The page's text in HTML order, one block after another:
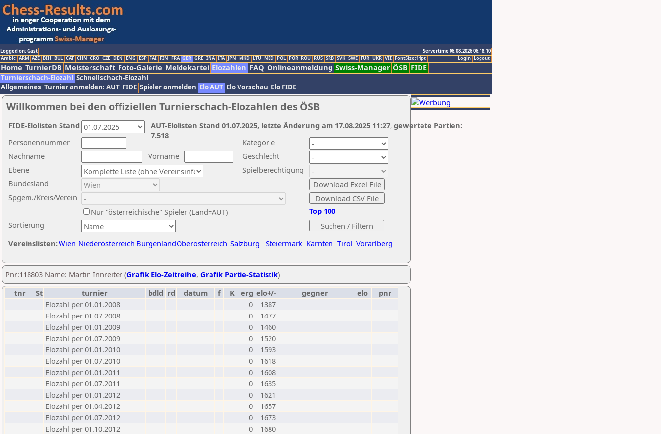
Logged on: Gast
Servertime 06.08.2026 06:18:10
Logout
Login
Arabic ARM AZE BIH BUL CAT CHN CRO CZE DEN ENG ESP FAI FIN FRA GER GRE INA ITA JPN MKD LTU NED POL POR ROU RUS SRB SVK SWE TUR UKR VIE FontSize:11pt
Home TurnierDB Meisterschaft Foto-Galerie Meldekartei Elozahlen FAQ Onlineanmeldung Swiss-Manager ÖSB FIDE
Turnierschach-Elozahl Schnellschach-Elozahl
Allgemeines Turnier anmelden: AUT FIDE Spieler anmelden Elo AUT Elo Vorschau Elo FIDE
Willkommen bei den offiziellen Turnierschach-Elozahlen des ÖSB
Nachname
Vorname
Ebene
Kategorie
Sortierung
Personennummer
Bundesland
Spgem./Kreis/Verein
Geschlecht
Nur "österreichische" Spieler (Land=AUT)
Spielberechtigung
Vereinslisten:Wien Niederösterreich BurgenlandOberösterreich Salzburg Steiermark Kärnten Tirol Vorarlberg
Top 100
AUT-Elolisten Stand 01.07.2025, letzte Änderung am 17.08.2025 11:27, gewertete Partien:
7.518
FIDE-Elolisten Stand
Pnr:118803 Name: Martin Innreiter (Grafik Elo-Zeitreihe, Grafik Partie-Statistik)
tnr
St turnier bdld rd datum f K erg elo+/- gegner elo
pnr
Elozahl per 01.01.2008
0
1387
Elozahl per 01.07.2008
0
1477
Elozahl per 01.01.2009
0
1460
Elozahl per 01.07.2009
0
1520
Elozahl per 01.01.2010
0
1593
Elozahl per 01.07.2010
0
1618
Elozahl per 01.01.2011
0
1608
Elozahl per 01.07.2011
0
1635
Elozahl per 01.01.2012
0
1621
Elozahl per 01.04.2012
0
1657
Elozahl per 01.07.2012
0
1673
Elozahl per 01.10.2012
0
1680